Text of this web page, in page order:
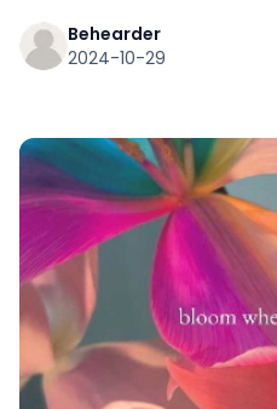
Behearder
2024-10-29